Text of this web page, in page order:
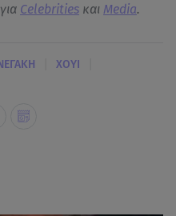
Celebrities και Media.
ΧΟΥΙ